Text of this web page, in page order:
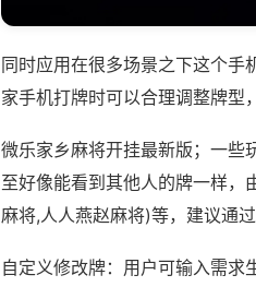
同时应用在很多场景之下这个手
家手机打牌时可以合理调整牌型
微乐家乡麻将开挂最新版；一些
至好像能看到其他人的牌一样，
麻将,人人燕赵麻将)等，建议通
自定义修改牌：用户可输入需求